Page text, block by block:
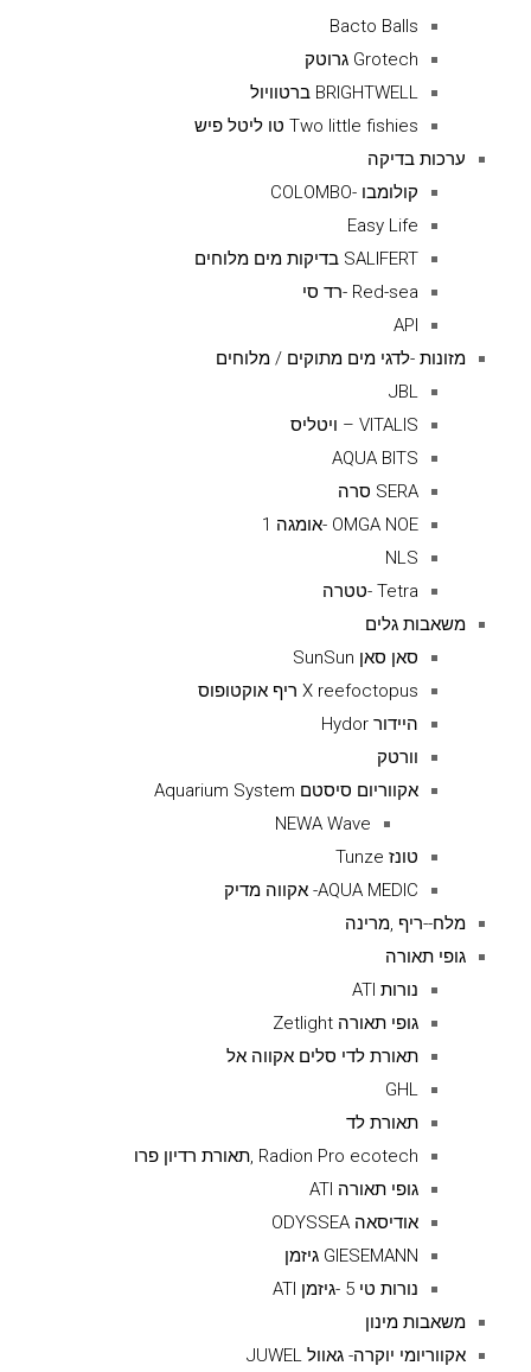
Bacto Balls
Grotech גרוטק
BRIGHTWELL ברטוויול
Two little fishies טו ליטל פיש
ערכות בדיקה
קולומבו -COLOMBO
Easy Life
SALIFERT בדיקות מים מלוחים
Red-sea -רד סי
API
מזונות -לדגי מים מתוקים / מלוחים
JBL
VITALIS – ויטליס
AQUA BITS
SERA סרה
OMGA NOE -אומגה 1
NLS
Tetra -טטרה
משאבות גלים
סאן סאן SunSun
X reefoctopus ריף אוקטופוס
היידור Hydor
וורטק
אקווריום סיסטם Aquarium System
NEWA Wave
טונז Tunze
AQUA MEDIC- אקווה מדיק
מלח--ריף ,מרינה
גופי תאורה
נורות ATI
גופי תאורה Zetlight
תאורת לדי סלים אקווה אל
GHL
תאורת לד
Radion Pro ecotech ,תאורת רדיון פרו
גופי תאורה ATI
אודיסאה ODYSSEA
GIESEMANN גיזמן
נורות טי 5 -גיזמן ATI
משאבות מינון
אקווריומי יוקרה- גאוול JUWEL